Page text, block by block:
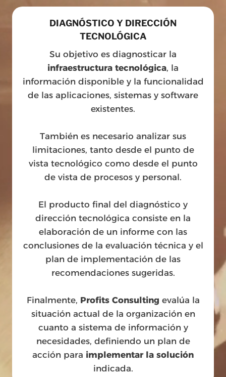
DIAGNÓSTICO Y DIRECCIÓN
TECNOLÓGICA
Su objetivo es diagnosticar la
infraestructura tecnológica, la
información disponible y la funcionalidad
de las aplicaciones, sistemas y software
existentes.
También es necesario analizar sus
limitaciones, tanto desde el punto de
vista tecnológico como desde el punto
de vista de procesos y personal.
El producto final del diagnóstico y
dirección tecnológica consiste en la
elaboración de un informe con las
conclusiones de la evaluación técnica y el
plan de implementación de las
recomendaciones sugeridas.
Finalmente, Profits Consulting evalúa la
situación actual de la organización en
cuanto a sistema de información y
necesidades, definiendo un plan de
acción para implementar la solución
indicada.